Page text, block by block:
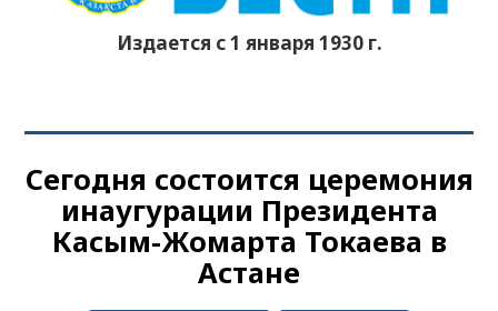
Издается с 1 января 1930 г.
Сегодня состоится церемония
инаугурации Президента
Касым-Жомарта Токаева в
Астане